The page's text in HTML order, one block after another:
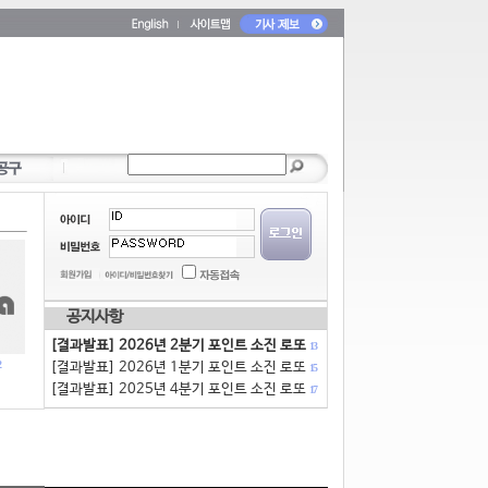
공지사항
[결과발표] 2026년 2분기 포인트 소진 로또 13
[결과발표] 2026년 1분기 포인트 소진 로또 15
[결과발표] 2025년 4분기 포인트 소진 로또 17